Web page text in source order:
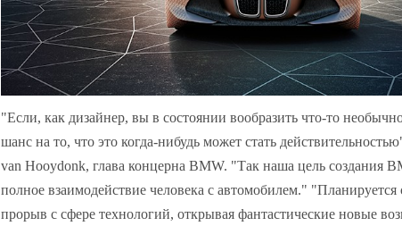
"Если, как дизайнер, вы в состоянии вообразить что-то
шанс на то, что это когда-нибудь может стать
van Hooydonk, глава концерна BMW. "Так наша цель создания
полное взаимодействие человека с автомобилем." "Планируется
прорыв с сфере технологий, открывая фантастические новые